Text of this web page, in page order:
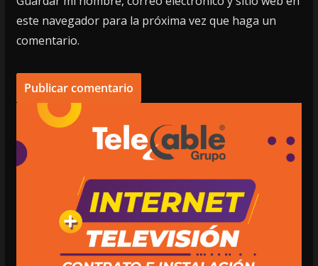
este navegador para la próxima vez que haga un
comentario.